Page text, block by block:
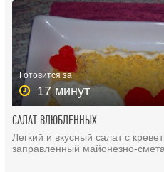
Готовится за
17 минут
САЛАТ ВЛЮБЛЕННЫХ
Легкий и вкусный салат с
заправленный майонезно-